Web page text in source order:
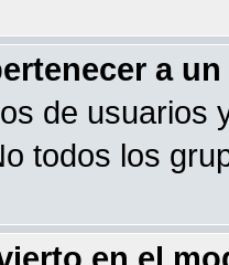
a
de usuarios
todos los